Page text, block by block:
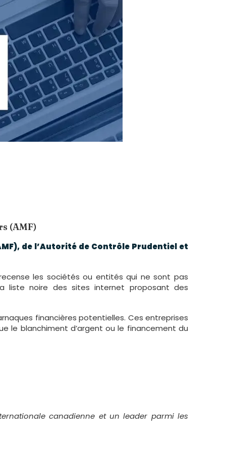
(AMF)
de l’Autorité de Contrôle Prudentiel et
les sociétés ou entités qui ne sont pas
liste noire des sites internet proposant des
financières potentielles. Ces entreprises
le blanchiment d’argent ou le financement du
canadienne et un leader parmi les